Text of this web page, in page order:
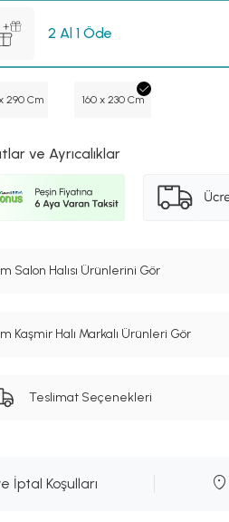
2 Al 1 Öde
290 Cm 160 x 230 Cm
ve Ayrıcalıklar
Salon Halısı Ürünlerini Gör
Kaşmir Halı Markalı Ürünleri Gör
Teslimat Seçenekleri
İptal Koşulları